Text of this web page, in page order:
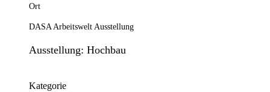
Ort
DASA Arbeitswelt Ausstellung
Ausstellung: Hochbau
Kategorie